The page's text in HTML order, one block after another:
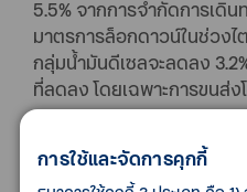
5.5% จากการจำกัดการเดิ
มาตรการล็อกดาวน์ในช่วงไ
กลุ่มน้ำมันดีเซลจะลดลง
ที่ลดลง โดยเฉพาะการขนส่
ราคาน้ำมันสำเร็จรูปใ
การใช้และจัดการคุกกี้